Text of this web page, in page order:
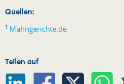
Quellen:
1 Mahngerichte.de
Teilen auf